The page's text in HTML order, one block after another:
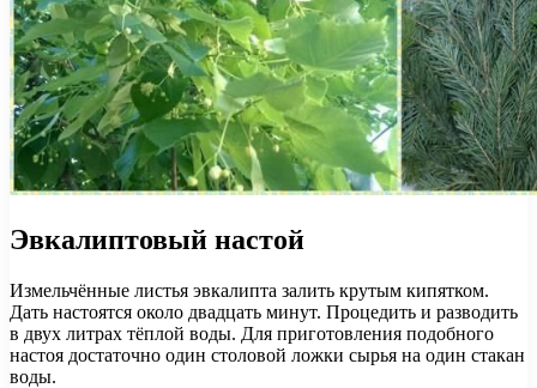
Эвкалиптовый настой
Измельчённые листья эвкалипта залить крутым кипятком.
Дать настоятся около двадцать минут. Процедить и разводить
в двух литрах тёплой воды. Для приготовления подобного
настоя достаточно один столовой ложки сырья на один стакан
воды.